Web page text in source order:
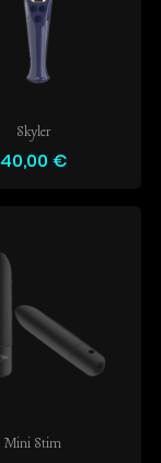
Skyler
40,00 €
Mini Stim